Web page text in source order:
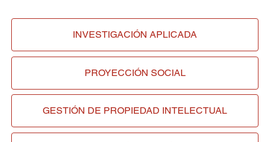
INVESTIGACIÓNAPLICADA
PROYECCIÓN SOCIAL
GESTIÓN DE PROPIEDAD INTELECTUAL